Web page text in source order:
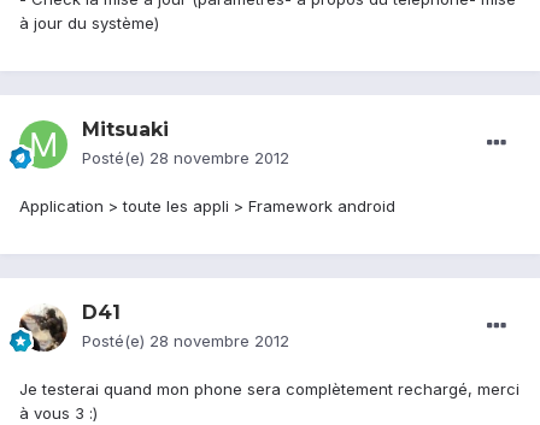
à jour du système)
Mitsuaki
Posté(e) 28 novembre 2012
Application > toute les appli > Framework android
D41
Posté(e) 28 novembre 2012
Je testerai quand mon phone sera complètement rechargé, merci
à vous 3 :)